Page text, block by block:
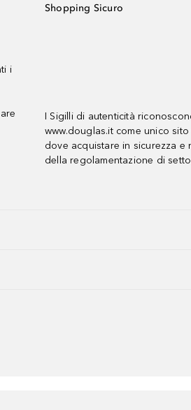
i
Shopping Sicuro
I Sigilli di autenticità
www.douglas.it come unico
dove acquistare in sicurezza e
della regolamentazione di